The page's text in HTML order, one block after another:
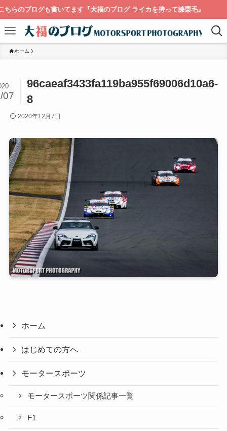
のブログも書いてます『大福のブログ ライカを持って膝栗毛』
ホーム
96caeaf3433fa119ba955f69006d10a6-
8
07
2020年12月7日
ホーム
はじめての方へ
モータースポーツ
モータースポーツ関係記事一覧
F1